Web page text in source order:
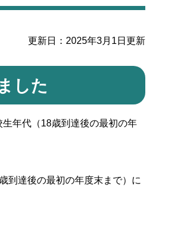
更新日：2025年3月1日更新
した
年代（18歳到達後の最初の年
到達後の最初の年度末まで）に